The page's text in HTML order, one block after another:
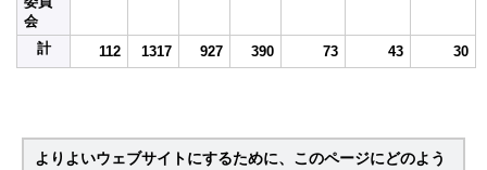
会
計 112 1317 927 390 73 43 30
よりよいウェブサイトにするために、このページにどのよう